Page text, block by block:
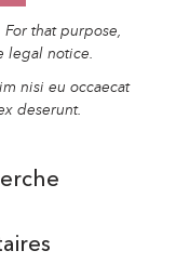
that purpose,
legal notice.
nisi eu occaecat
deserunt.